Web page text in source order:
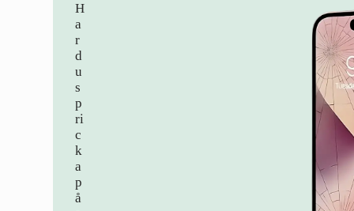
H
a
r
d
u
s
p
ri
c
k
a
p
å